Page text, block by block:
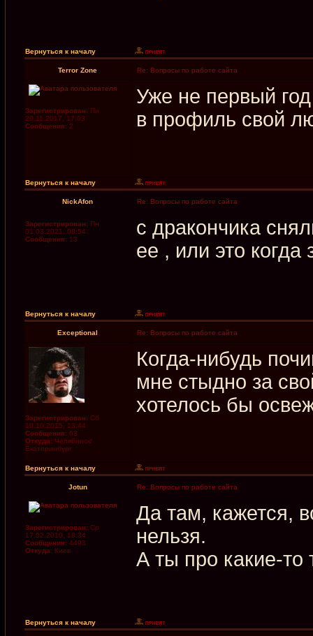
Вернуться к началу
Terror Zone Re: Вопросы по работе сайта
Зарегистрирован: Пн
20.11.2017, 17:03
Сообщения: 2
Уже не первый
в профиль свой
Вернуться к началу
NickAfon Re: Вопросы по работе сайта
Зарегистрирован: Пн
01.03.2021, 08:54
Сообщения: 13
с дракончика
ее , или это
Вернуться к началу
Exceptional Re: Вопросы по работе сайта
Зарегистрирован: Сб
10.10.2015, 13:44
Сообщения: 63
Откуда: Челябинск/
Екатеринбург
Когда-нибудь
мне стыдно за
хотелось бы
Вернуться к началу
Jotun Re: Вопросы по работе сайта
Зарегистрирован: Ср
17.02.2010, 18:34
Сообщения: 4493
Откуда: Киев
Да там, кажется,
нельзя.
А ты про какие-то
Вернуться к началу